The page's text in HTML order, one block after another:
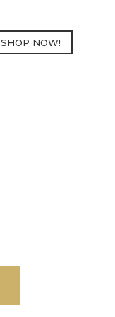
SHOP NOW!